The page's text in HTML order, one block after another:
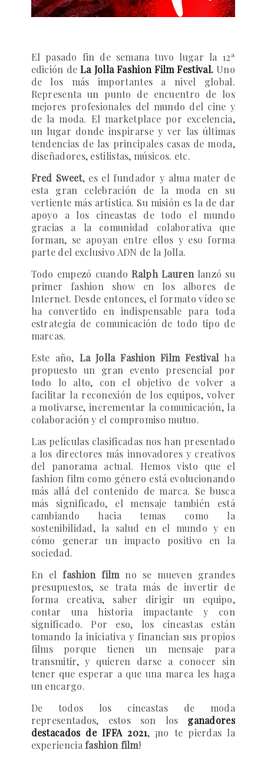
El pasado fin de semana tuvo lugar la 12ª
edición de La Jolla Fashion FilmFestival. Uno
de los más importantes a nivel global.
Representa un punto de encuentro de los
mejores profesionales del mundo del cine y
de la moda. El marketplace por excelencia,
un lugar donde inspirarse y ver las últimas
tendencias de las principales casas de moda,
diseñadores, estilistas, músicos. etc.
Fred Sweet, es el fundador y alma mater de
esta gran celebración de la moda en su
vertiente más artística. Su misión es la de dar
apoyo a los cineastas de todo el mundo
gracias a la comunidad colaborativa que
forman, se apoyan entre ellos y eso forma
parte del exclusivo ADN de la Jolla.
Todo empezó cuandoRalph Laurenlanzó su
primer fashion show en los albores de
Internet. Desde entonces, el formato vídeo se
ha convertido en indispensable para toda
estrategia de comunicación de todo tipo de
marcas.
Este año, La Jolla Fashion Film Festival ha
propuesto un gran evento presencial por
todo lo alto, con el objetivo de volver a
facilitar la reconexión de los equipos, volver
a motivarse, incrementar la comunicación, la
colaboración y el compromiso mutuo.
Las películas clasificadas nos han presentado
a los directores más innovadores y creativos
del panorama actual. Hemos visto que el
fashion film como género está evolucionando
más allá del contenido de marca. Se busca
más significado, el mensaje también está
cambiando hacia temas como la
sostenibilidad, la salud en el mundo y en
cómo generar un impacto positivo en la
sociedad.
En elfashion film no se mueven grandes
presupuestos, se trata más de invertir de
forma creativa, saber dirigir un equipo,
contar una historia impactante y con
significado. Por eso, los cineastas están
tomando la iniciativa y financian sus propios
films porque tienen un mensaje para
transmitir, y quieren darse a conocer sin
tener que esperar a que una marca les haga
un encargo.
De todos los cineastas de moda
representados, estos son los ganadores
destacados de IFFA 2021, ¡no te pierdas la
experienciafashion film!